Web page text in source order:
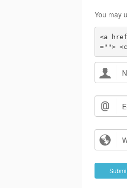
You may
<a
="">